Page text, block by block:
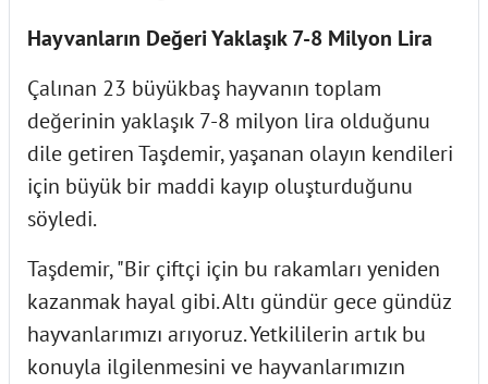
Hayvanların Değeri Yaklaşık 7-8 Milyon Lira
Çalınan 23 büyükbaş hayvanın toplam
değerinin yaklaşık 7-8 milyon lira olduğunu
dile getiren Taşdemir, yaşanan olayın kendileri
için büyük bir maddi kayıp oluşturduğunu
söyledi.
Taşdemir, "Bir çiftçi için bu rakamları yeniden
kazanmak hayal gibi. Altı gündür gece gündüz
hayvanlarımızı arıyoruz. Yetkililerin artık bu
konuyla ilgilenmesini ve hayvanlarımızın